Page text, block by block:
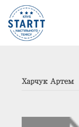
Харчук Артем